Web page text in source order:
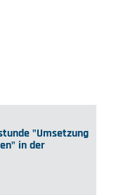
"Umsetzung
in der